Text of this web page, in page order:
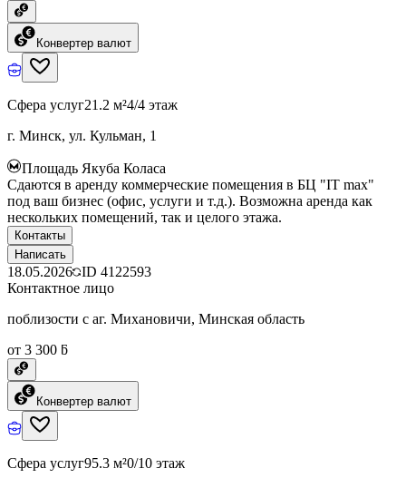
Конвертер валют
Сфера услуг21.2 м²4/4 этаж
г. Минск, ул. Кульман, 1
Площадь Якуба Коласа
Сдаются в аренду коммерческие помещения в БЦ "IT max"
под ваш бизнес (офис, услуги и т.д.). Возможна аренда как
нескольких помещений, так и целого этажа.
Контакты
Написать
18.05.2026 ID 4122593
Контактное лицо
поблизости с аг. Михановичи, Минская область
от 3 300 ƃ
Конвертер валют
Сфера услуг95.3 м²0/10 этаж